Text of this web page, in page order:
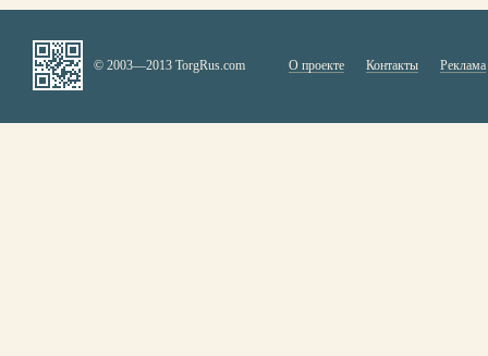
© 2003—2013 TorgRus.com О проекте Контакты Реклама